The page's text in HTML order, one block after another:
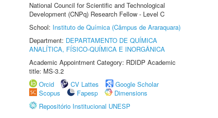
National Council for Scientific and Technological
Development (CNPq) Research Fellow - Level C
School: Instituto de Química (Câmpus de Araraquara)
Department: DEPARTAMENTO DE QUÍMICA
ANALÍTICA, FÍSICO-QUÍMICA E INORGÂNICA
Academic Appointment Category: RDIDP Academic
title: MS-3.2
Orcid
CV Lattes
Google Scholar
Scopus
Fapesp
Dimensions
Repositório Institucional UNESP